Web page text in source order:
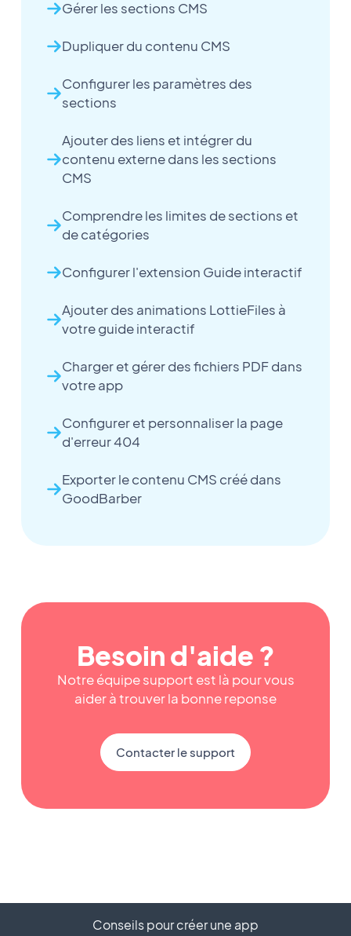
Gérer les sections CMS
Dupliquer du contenu CMS
Configurer les paramètres des
sections
Ajouter des liens et intégrer du
contenu externe dans les sections
CMS
Comprendre les limites de sections et
de catégories
Configurer l'extension Guide interactif
Ajouter des animations LottieFiles à
votre guide interactif
Charger et gérer des fichiers PDF dans
votre app
Configurer et personnaliser la page
d'erreur 404
Exporter le contenu CMS créé dans
GoodBarber
Besoin d'aide ?
Notre équipe support est là pour vous
aider à trouver la bonne reponse
Contacter le support
Conseils pour créer une app